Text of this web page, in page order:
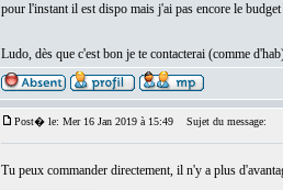
pour l'instant il est dispo mais j'ai pas encore le
Ludo, dès que c'est bon je te contacterai (comme
Post� le: Mer 16 Jan 2019 à 15:49 Sujet du message:
Tu peux commander directement, il n'y a plus